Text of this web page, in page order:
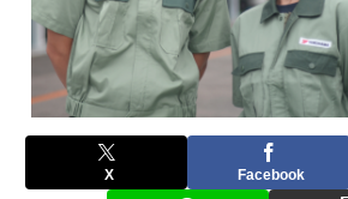
X Facebook